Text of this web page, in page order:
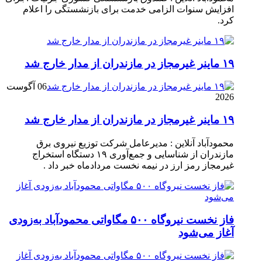
افزایش سنوات الزامی خدمت برای بازنشستگی را اعلام
کرد.
۱۹ ماینر غیرمجاز در مازندران از مدار خارج شد
06 آگوست
2026
۱۹ ماینر غیرمجاز در مازندران از مدار خارج شد
محمودآباد آنلاین : مدیرعامل شرکت توزیع نیروی برق
مازندران از شناسایی و جمع‌آوری ۱۹ دستگاه استخراج
غیرمجاز رمز ارز در نیمه نخست مردادماه خبر داد .
فاز نخست نیروگاه ۵۰۰ مگاواتی محمودآباد به‌زودی
آغاز می‌شود